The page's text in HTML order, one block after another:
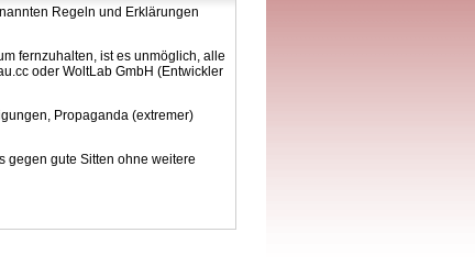
Regeln und Erklärungen
fernzuhalten, ist es unmöglich, alle
oder WoltLab GmbH (Entwickler
Propaganda (extremer)
gegen gute Sitten ohne weitere